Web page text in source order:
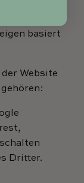
basiert
Website
Dritter.